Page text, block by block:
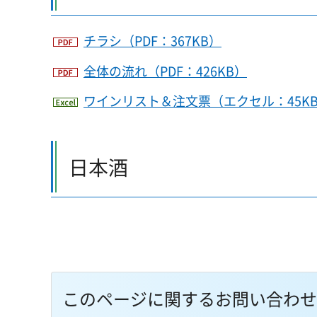
チラシ（PDF：367KB）
全体の流れ（PDF：426KB）
ワインリスト＆注文票（エクセル：
日本酒
このページに関するお問い合わ